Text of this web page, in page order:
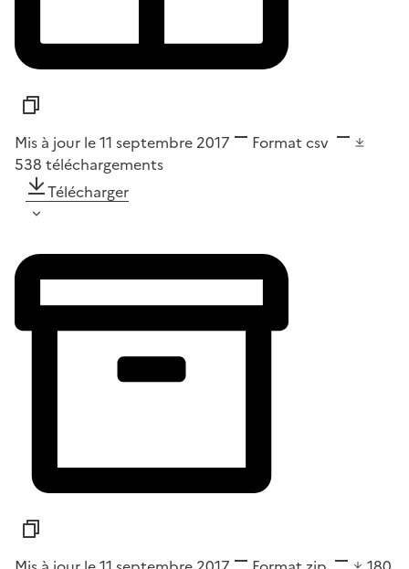
Mis à jour le 11 septembre 2017 Format csv
538 téléchargements
Télécharger